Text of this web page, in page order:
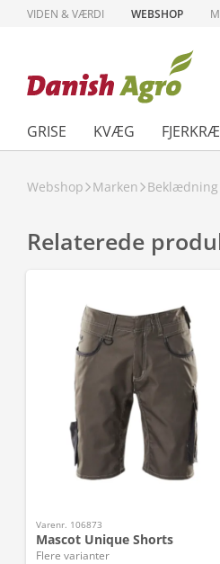
VIDEN & VÆRDI WEBSHOP
GRISE KVÆG FJERKRÆ
Webshop Marken Beklædning
Relaterede
Varenr. 106873
Mascot Unique Shorts
Flere varianter